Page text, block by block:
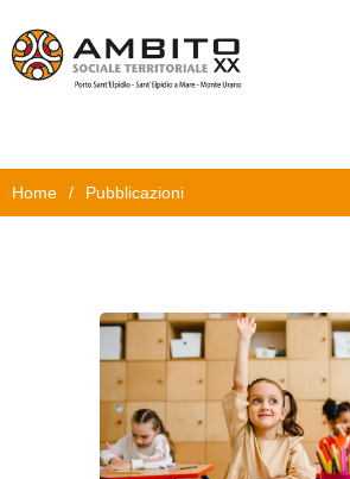
Home
Chi Siamo
Progetti
News
Documenti
Carta Servizi
Home / Pubblicazioni